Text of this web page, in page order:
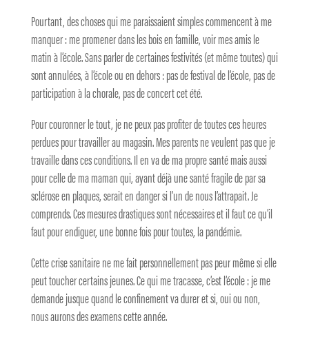
Pourtant, des choses qui me paraissaient simples commencent à me
manquer : me promener dans les bois en famille, voir mes amis le
matin à l’école. Sans parler de certaines festivités (et même toutes) qui
sont annulées, à l’école ou en dehors : pas de festival de l’école, pas de
participation à la chorale, pas de concert cet été.
Pour couronner le tout, je ne peux pas profiter de toutes ces heures
perdues pour travailler au magasin. Mes parents ne veulent pas que je
travaille dans ces conditions. Il en va de ma propre santé mais aussi
pour celle de ma maman qui, ayant déjà une santé fragile de par sa
sclérose en plaques, serait en danger si l’un de nous l’attrapait. Je
comprends. Ces mesures drastiques sont nécessaires et il faut ce qu’il
faut pour endiguer, une bonne fois pour toutes, la pandémie.
Cette crise sanitaire ne me fait personnellement pas peur même si elle
peut toucher certains jeunes. Ce qui me tracasse, c’est l’école : je me
demande jusque quand le confinement va durer et si, oui ou non,
nous aurons des examens cette année.